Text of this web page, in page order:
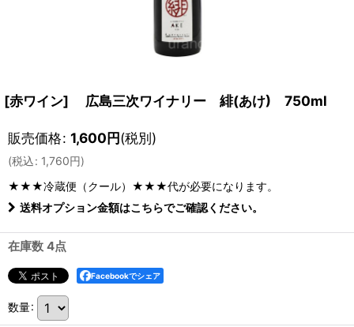
[赤ワイン] 広島三次ワイナリー 緋(あけ) 750ml
販売価格: 1,600円(税別)
(税込: 1,760円)
★★★冷蔵便（クール）★★★代が必要になります。
送料オプション金額はこちらでご確認ください。
在庫数 4点
Facebookでシェア
数量: